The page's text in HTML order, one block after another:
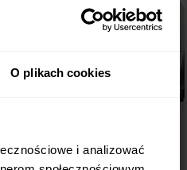
O plikach cookies
i analizować